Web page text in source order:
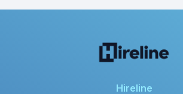
Hireline